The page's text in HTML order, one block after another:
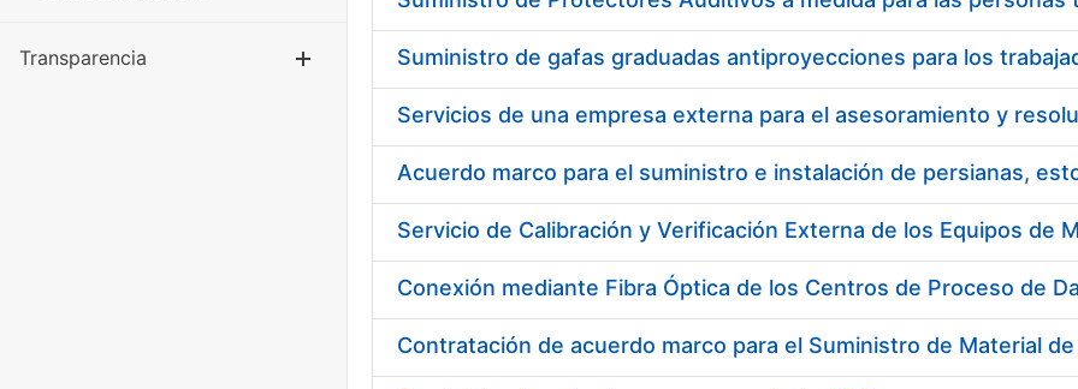
Transparencia Mostrar/Ocultar
Acuerdo marco para el suministro e instalación de persianas,